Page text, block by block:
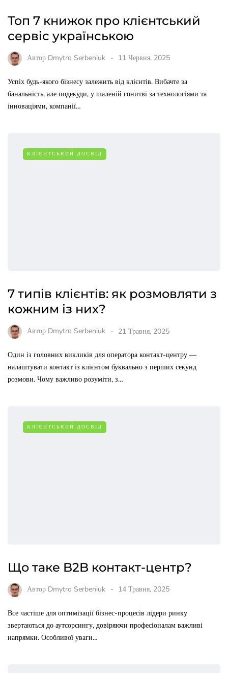
Топ 7 книжок про клієнтський
сервіс українською
Автор Dmytro Serbeniuk 11 Червня, 2025
Успіх будь-якого бізнесу залежить від клієнтів. Вибачте за
банальність, але подекуди, у шаленій гонитві за технологіями та
інноваціями, компанії…
КЛІЄНТСЬКИЙ ДОСВІД
7 типів клієнтів: як розмовляти з
кожним із них?
Автор Dmytro Serbeniuk 21 Травня, 2025
Один із головних викликів для оператора контакт-центру —
налаштувати контакт із клієнтом буквально з перших секунд
розмови. Чому важливо розуміти, з…
КЛІЄНТСЬКИЙ ДОСВІД
Що таке B2B контакт-центр?
Автор Dmytro Serbeniuk 14 Травня, 2025
Все частіше для оптимізації бізнес-процесів лідери ринку
звертаються до аутсорсингу, довіряючи професіоналам важливі
напрямки. Особливої уваги…